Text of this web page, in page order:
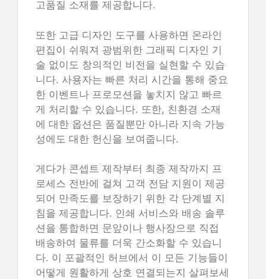
고품질 소재를 제공합니다.
또한 고급 디자인 도구를 사용하면 온라인
편집이 쉬워져 광범위한 그래픽 디자인 기
술 없이도 창의적인 비전을 실현할 수 있습
니다. 사용자는 빠른 처리 시간을 통해 중요
한 이벤트나 프로모션을 놓치지 않고 빠르
게 처리할 수 있습니다. 또한, 친환경 소재
에 대한 옵션은 품질뿐만 아니라 지속 가능
성에도 대한 헌신을 보여줍니다.
게다가 콘셉트 제작부터 최종 제작까지 프
로세스 전반에 걸쳐 고객 전담 지원이 제공
되어 만족도를 보장하기 위한 각 단계별 지
침을 제공합니다. 인쇄 서비스와 배송 솔루
션을 통합하면 문앞이나 행사장으로 직접
배송하여 물류를 더욱 간소화할 수 있습니
다. 이 포괄적인 허브에서 이 모든 기능들이
어떻게 원활하게 상호 연결되는지 살펴보세